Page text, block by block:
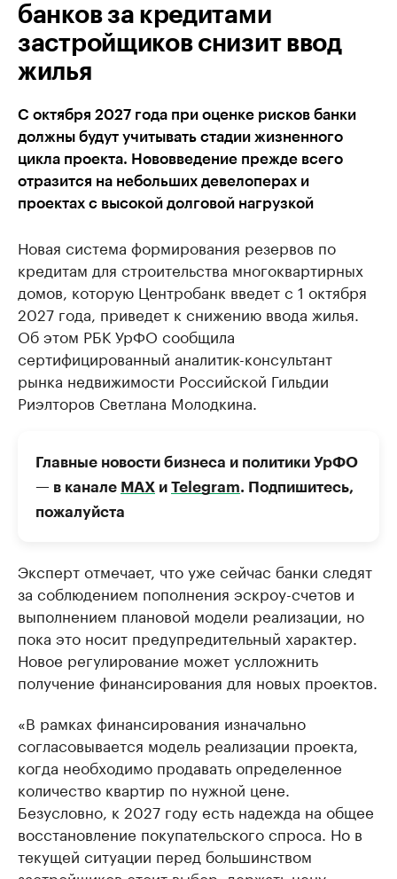
банков за кредитами
застройщиков снизит ввод
жилья
С октября 2027 года при оценке рисков банки
должны будут учитывать стадии жизненного
цикла проекта. Нововведение прежде всего
отразится на небольших девелоперах и
проектах с высокой долговой нагрузкой
Новая система формирования резервов по
кредитам для строительства многоквартирных
домов, которую Центробанк введет с 1 октября
2027 года, приведет к снижению ввода жилья.
Об этом РБК УрФО сообщила
сертифицированный аналитик-консультант
рынка недвижимости Российской Гильдии
Риэлторов Светлана Молодкина.
Главные новости бизнеса и политики УрФО
— в канале МАХ и Telegram. Подпишитесь,
пожалуйста
Эксперт отмечает, что уже сейчас банки следят
за соблюдением пополнения эскроу-счетов и
выполнением плановой модели реализации, но
пока это носит предупредительный характер.
Новое регулирование может услложнить
получение финансирования для новых проектов.
«В рамках финансирования изначально
согласовывается модель реализации проекта,
когда необходимо продавать определенное
количество квартир по нужной цене.
Безусловно, к 2027 году есть надежда на общее
восстановление покупательского спроса. Но в
текущей ситуации перед большинством